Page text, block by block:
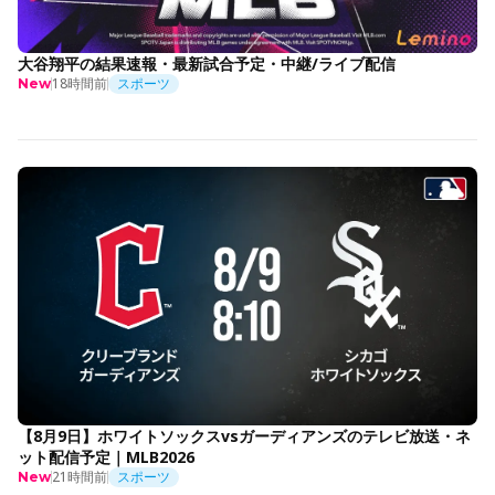
大谷翔平の結果速報・最新試合予定・中継/ライブ配信
New18時間前 スポーツ
【8月9日】ホワイトソックスvsガーディアンズのテレビ放送・ネ
ット配信予定｜MLB2026
New21時間前 スポーツ